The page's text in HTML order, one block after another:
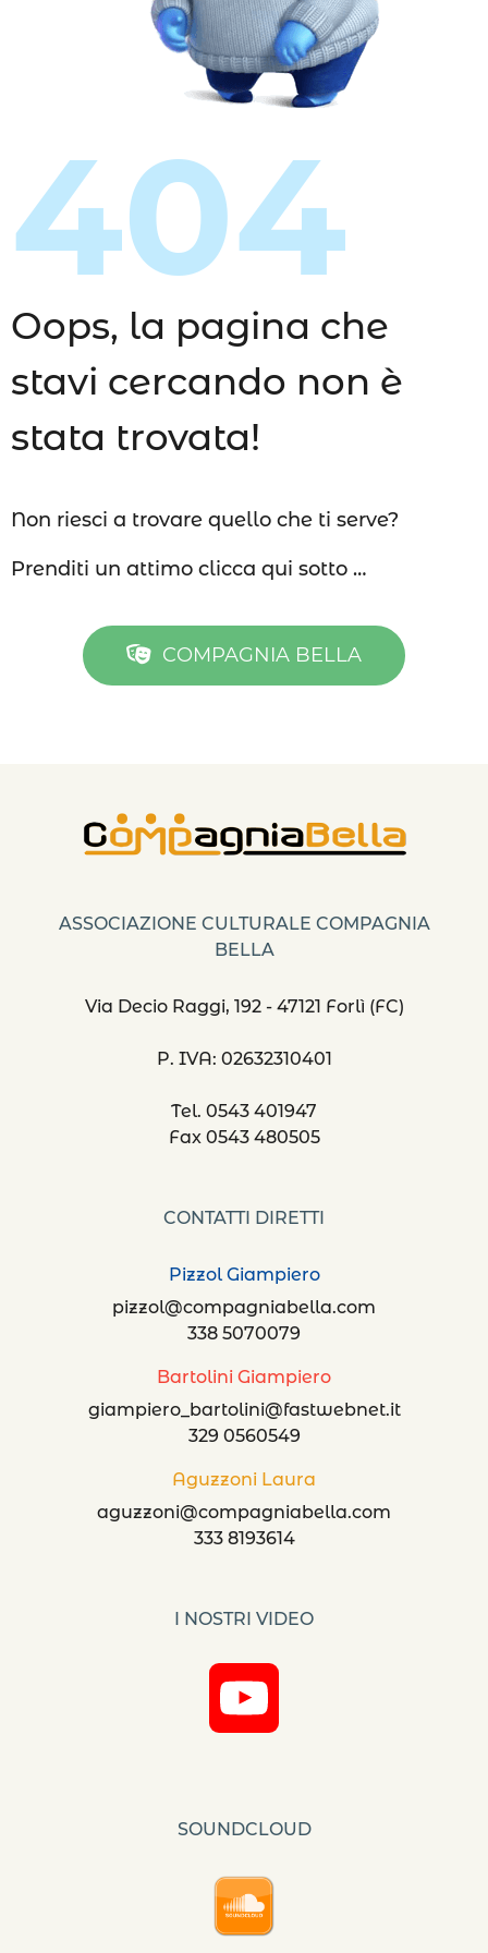
404
Oops, la pagina che
stavi cercando non è
stata trovata!
Non riesci a trovare quello che ti serve?
Prenditi un attimo clicca qui sotto …
COMPAGNIA BELLA
ASSOCIAZIONE CULTURALE COMPAGNIA
BELLA
Via Decio Raggi, 192 - 47121 Forlì (FC)
P. IVA: 02632310401
Tel. 0543 401947
Fax 0543 480505
CONTATTI DIRETTI
Pizzol Giampiero
pizzol@compagniabella.com
338 5070079
Bartolini Giampiero
giampiero_bartolini@fastwebnet.it
329 0560549
Aguzzoni Laura
aguzzoni@compagniabella.com
333 8193614
I NOSTRI VIDEO
SOUNDCLOUD